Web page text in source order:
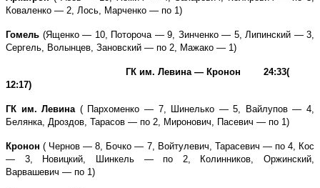
Коваленко — 2, Лось, Марченко — по 1)
Гомель (Ященко — 10, Потороча — 9, Зинченко — 5, Липинский — 3,
Сергель, Волынцев, Зановский — по 2, Мажако — 1)
ГК им. Левина — Кронон 24:33(
12:17)
ГК им. Левина ( Пархоменко — 7, Шинелько — 5, Вайлупов — 4,
Белянка, Дроздов, Тарасов — по 2, Миронович, Пасевич — по 1)
Кронон( Чернов — 8, Бочко — 7, Войтулевич, Тарасевич — по 4, Кос
— 3, Новицкий, Шинкель — по 2, Колинников, Оржинский,
Варвашевич — по 1)